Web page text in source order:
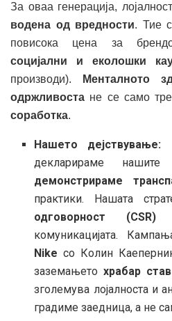
За оваа генерација,
водена од вредности. Тие
повисока цена за
социјални и еколошки
производи).
Менталното
одржливоста не се само
соработка.
Нашето дејствување:
декларираме
демонстрираме
практики. Нашата
одговорност (CSR)е
комуникацијата.
Nike со Колин
заземањетохрабар став
зголемува лојалноста и
градиме заедница, а не